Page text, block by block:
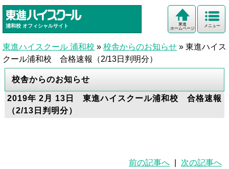
浦和校 オフィシャルサイト メニュー
東進
ホームページ
東進ハイスクール 浦和校 » 校舎からのお知らせ » 東進ハイス
クール浦和校 合格速報（2/13日判明分）
校舎からのお知らせ
2019年 2月 13日 東進ハイスクール浦和校 合格速報
（2/13日判明分）
前の記事へ 次の記事へ